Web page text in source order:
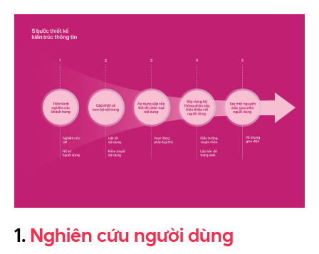
1.Nghiên cứu người dùng